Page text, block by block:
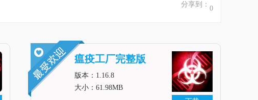
分享到：
0
瘟疫工厂完整版
版本：1.16.8
大小：61.98MB